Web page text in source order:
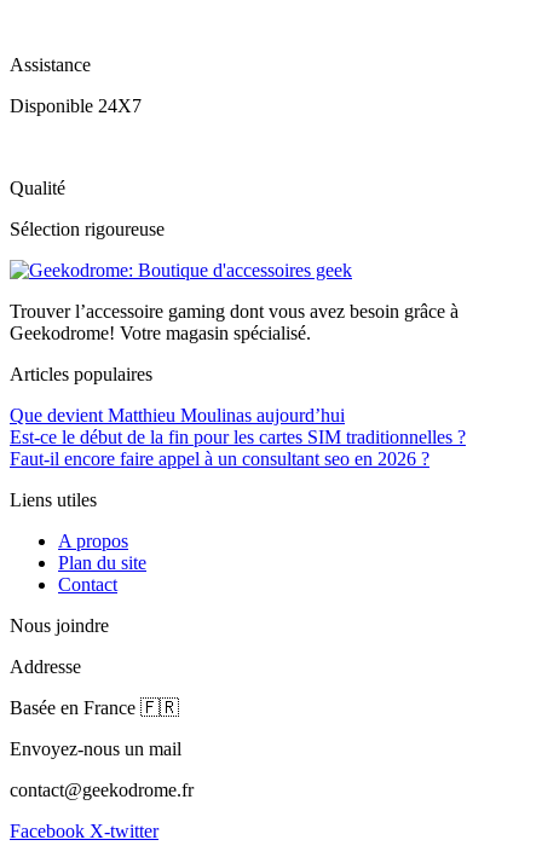
Assistance
Disponible 24X7
Qualité
Sélection rigoureuse
Trouver l’accessoire gaming dont vous avez besoin grâce à
Geekodrome! Votre magasin spécialisé.
Articles populaires
Que devient Matthieu Moulinas aujourd’hui
Est-ce le début de la fin pour les cartes SIM traditionnelles ?
Faut-il encore faire appel à un consultant seo en 2026 ?
Liens utiles
A propos
Plan du site
Contact
Nous joindre
Addresse
Basée en France 🇫🇷
Envoyez-nous un mail
contact@geekodrome.fr
Facebook X-twitter